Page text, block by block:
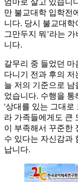
만 불교대학 입학전
니다. 당시 불교대학
그만두지 뭐’라는
니다.
갈무리 중 들었던
다니기 전과 후의
늘 저의 기준으로
었습니다. 수행을 통
'상대를 있는 그대로
라 가족들에게도 큰
이 부족해서 꾸준한
수 있다는 자신감과
납니다.